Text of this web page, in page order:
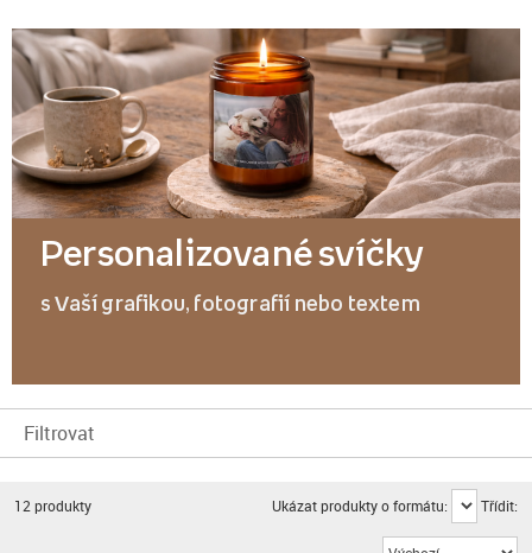
Personalizované svíčky
s Vaší grafikou, fotografií nebo textem
Filtrovat
12 produkty Ukázat produkty o formátu: Třídit: